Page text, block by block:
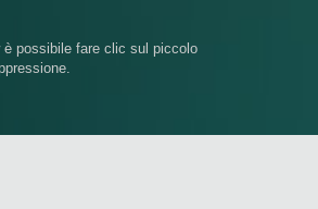
possibile fare clic sul piccolo